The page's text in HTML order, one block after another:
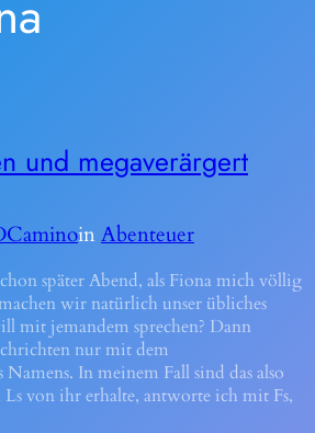
und megaverärgert
inAbenteuer
später Abend, als Fiona mich völlig
wir natürlich unser übliches
mit jemandem sprechen? Dann
nur mit dem
Namens. In meinem Fall sind das also
Ls von ihr erhalte, antworte ich mit Fs,